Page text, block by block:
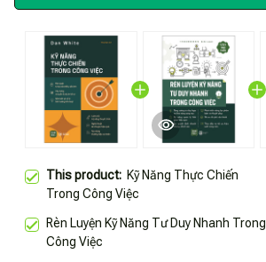
This product: Kỹ Năng Thực Chiến
Trong Công Việc
Rèn Luyện Kỹ Năng Tư Duy Nhanh Trong
Công Việc